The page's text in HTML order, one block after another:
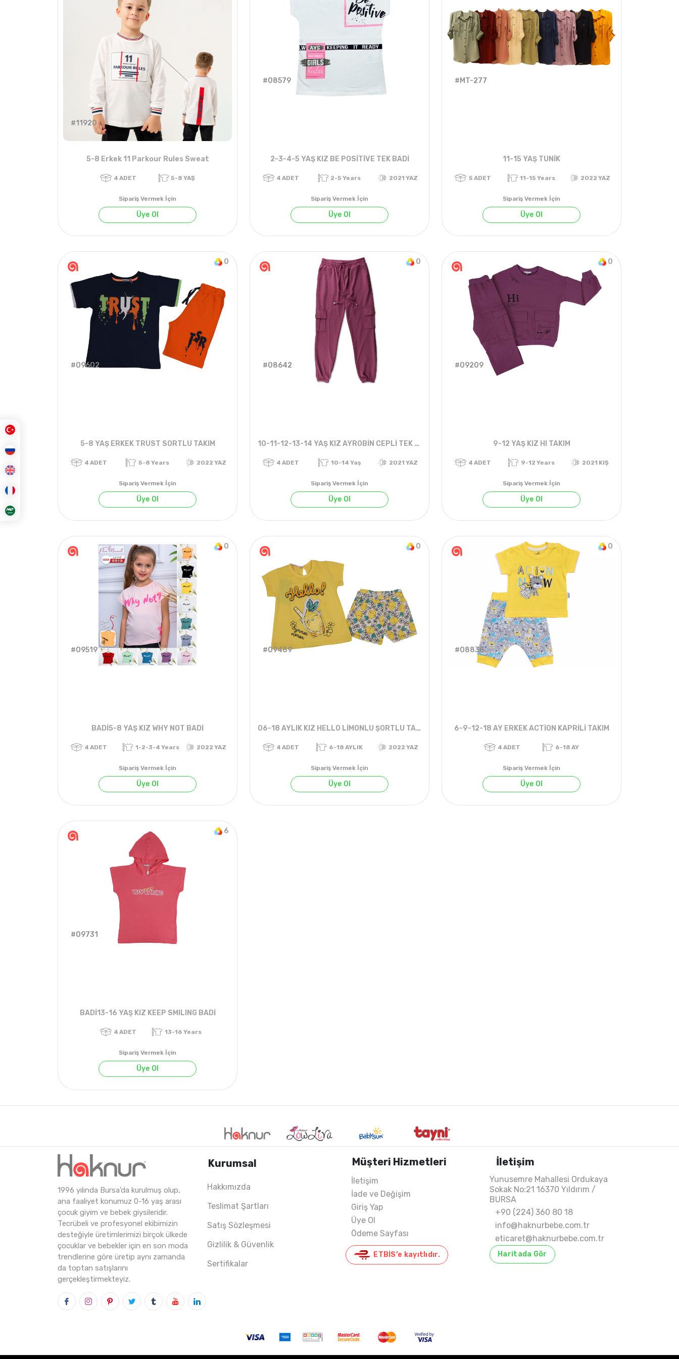
#11920
5-8 Erkek 11 Parkour Rules Sweat
Sipariş Vermek İçin
Üye Ol
#08579
2-3-4-5 YAŞ KIZ BE POSİTİVE TEK BADİ
Sipariş Vermek İçin
Üye Ol
#MT-277
11-15 YAŞ TUNİK
Sipariş Vermek İçin
Üye Ol
0
#09602
5-8 YAŞ ERKEK TRUST SORTLU TAKIM
4ADET 5-8 Years
Sipariş Vermek İçin
Üye Ol
0
#08642
10-11-12-13-14 YAŞ KIZ AYROBİN CEPLİ TEK ALT
4 ADET
Sipariş Vermek İçin
Üye Ol
0
#09209
9-12 YAŞ KIZ HI TAKIM
4ADET
Sipariş Vermek İçin
Üye Ol
0
#09519
BADİ5-8 YAŞ KIZ WHY NOT BADİ
ADET 1-2-3-4 Years
Sipariş Vermek İçin
Üye Ol
0
#09489
06-18 AYLIK KIZ HELLO LİMONLU ŞORTLU TAKIM
Sipariş Vermek İçin
Üye Ol
0
#08838
6-9-12-18 AY ERKEK ACTİON KAPRİLİ TAKIM
Sipariş Vermek İçin
Üye Ol
6
#09731
BADİ13-16 YAŞ KIZ KEEP SMILING BADİ
ADET
Sipariş Vermek İçin
Üye Ol
1996 yılında Bursa'da kurulmuş olup,
ana faaliyet konumuz 0-16 yaş arası
çocuk giyim ve bebek giysileridir.
Tecrübeli ve profesyonel ekibimizin
desteğiyle üretimlerimizi birçok ülkede
çocuklar ve bebekler için en son moda
trendlerine göre üretip aynı zamanda
da toptan satışlarını
gerçekleştirmekteyiz.
Kurumsal
Hakkımızda
Teslimat Şartları
Satış Sözleşmesi
Gizlilik & Güvenlik
Sertifikalar
Müşteri Hizmetleri
İletişim
İade ve Değişim
Giriş Yap
Üye Ol
Ödeme Sayfası
ETBİS’e kayıtlıdır.
İletişim
Yunusemre Mahallesi Ordukaya
Sokak No:21 16370 Yıldırım /
BURSA
+90 (224) 360 80 18
info@haknurbebe.com.tr
eticaret@haknurbebe.com.tr
Haritada Gör